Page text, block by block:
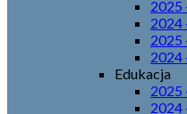
2025
2024
2025
2024
Edukacja
2025
2024